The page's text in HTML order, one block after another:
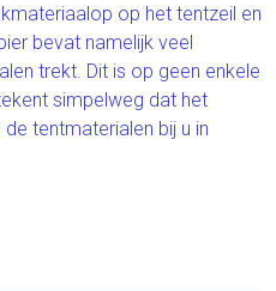
op het tentzeil en
bevat namelijk veel
trekt. Dit is op geen enkele
simpelweg dat het
tentmaterialen bij u in